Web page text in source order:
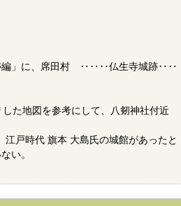
跡編」に、席田村 ‥‥‥仏生寺城跡‥‥
た地図を参考にして、八剱神社付近
戸時代 旗本 大島氏の城館があったと
い。